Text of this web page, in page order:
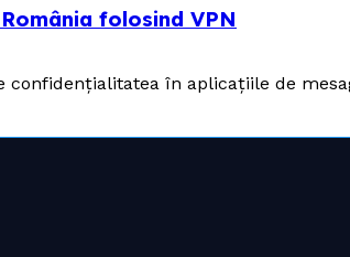
folosind VPN
confidențialitatea în aplicațiile de